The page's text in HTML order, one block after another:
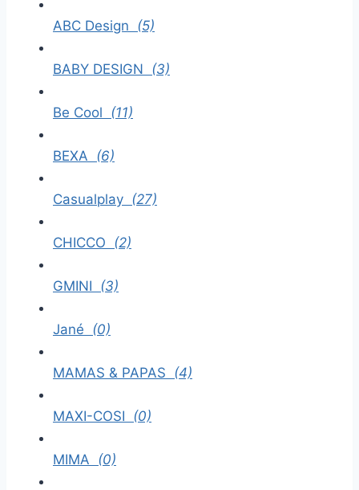
ABC Design (5)
BABY DESIGN (3)
Be Cool (11)
BEXA (6)
Casualplay (27)
CHICCO (2)
GMINI (3)
Jané (0)
MAMAS & PAPAS (4)
MAXI-COSI (0)
MIMA (0)